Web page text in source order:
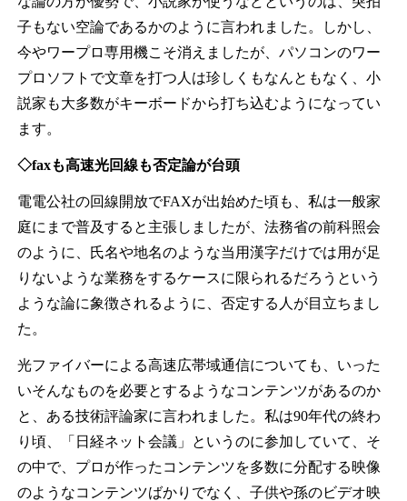
子もない空論であるかのように言われました。しかし、
今やワープロ専用機こそ消えましたが、パソコンのワー
プロソフトで文章を打つ人は珍しくもなんともなく、小
説家も大多数がキーボードから打ち込むようになってい
ます。
◇faxも高速光回線も否定論が台頭
電電公社の回線開放でFAXが出始めた頃も、私は一般家
庭にまで普及すると主張しましたが、法務省の前科照会
のように、氏名や地名のような当用漢字だけでは用が足
りないような業務をするケースに限られるだろうという
ような論に象徴されるように、否定する人が目立ちまし
た。
光ファイバーによる高速広帯域通信についても、いった
いそんなものを必要とするようなコンテンツがあるのか
と、ある技術評論家に言われました。私は90年代の終わ
り頃、「日経ネット会議」というのに参加していて、そ
の中で、プロが作ったコンテンツを多数に分配する映像
のようなコンテンツばかりでなく、子供や孫のビデオ映